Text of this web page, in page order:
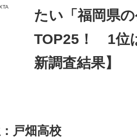
ジニア向け専門サイト 企業向けIT製品
くり技術者専門サイト エレクトロニク
たい「福岡県
TOP25！ 1位
新調査結果】
戸畑高校